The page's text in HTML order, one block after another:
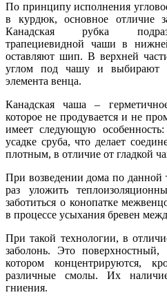
По принципу исполнения
в курдюк, основное отличие
Канадская рубка
трапециевидной чаши в
оставляют шип. В верхней
углом под чашу и выбирают
элемента венца.
Канадская чаша –
которое не продувается и не
имеет следующую
усадке сруба, что делает
плотным, в отличие от гладкой
При возведении дома по данной
раз уложить
заботиться о конопатке
в процессе усыхания бревен
При такой технологии, в
заболонь. Это
котором концентрируются,
различные смолы. Их
гниения.